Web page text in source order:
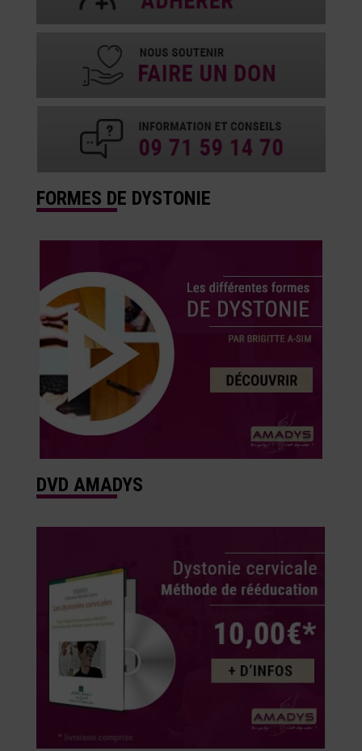
FORMES DE DYSTONIE
DVD AMADYS